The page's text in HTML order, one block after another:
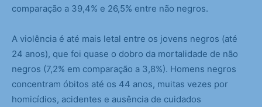
comparação a 39,4% e 26,5% entre não negros.
A violência é até mais letal entre os jovens negros (até
24 anos), que foi quase o dobro da mortalidade de não
negros (7,2% em comparação a 3,8%). Homens negros
concentram óbitos até os 44 anos, muitas vezes por
homicídios, acidentes e ausência de cuidados